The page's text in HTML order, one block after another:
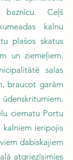
Ceļš
kalnu
plašos skatus
un ziemeļiem.
salas
braucot garām
ciematu Portu
kalniem ieripojis
dabiskajiem
atgriezīsimies